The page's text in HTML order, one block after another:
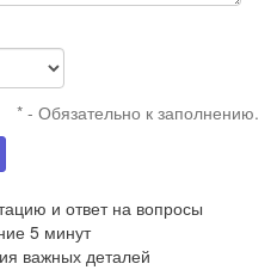
* - Обязательно к заполнению.
и ответ на вопросы
5 минут
важных деталей